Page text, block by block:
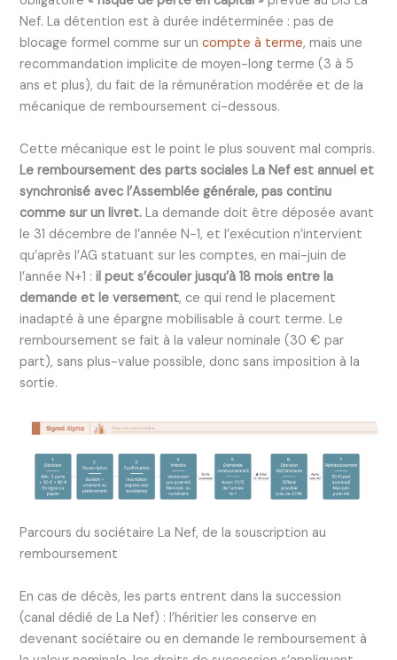
Nef. La détention est à durée indéterminée : pas de
blocage formel comme sur uncompte à terme, mais une
recommandation implicite de moyen-long terme (3 à 5
ans et plus), du fait de la rémunération modérée et de la
mécanique de remboursement ci-dessous.
Cette mécanique est le point le plus souvent mal compris.
Le remboursement des parts sociales La Nef est annuel et
synchronisé avec l’Assemblée générale, pas continu
comme sur un livret. La demande doit être déposée avant
le 31 décembre de l’année N-1, et l’exécution n’intervient
qu’après l’AG statuant sur les comptes, en mai-juin de
l’année N+1 :il peut s’écouler jusqu’à 18 mois entre la
demande et le versement, ce qui rend le placement
inadapté à une épargne mobilisable à court terme. Le
remboursement se fait à la valeur nominale (30 € par
part), sans plus-value possible, donc sans imposition à la
sortie.
Parcours du sociétaire La Nef, de la souscription au
remboursement
En cas de décès, les parts entrent dans la succession
(canal dédié de La Nef) : l’héritier les conserve en
devenant sociétaire ou en demande le remboursement à